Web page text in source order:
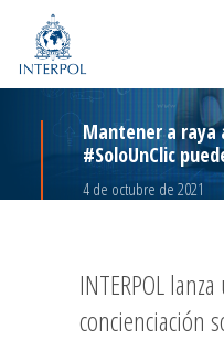
Mantener a raya
#SoloUnClic
4 de octubre de 2021
INTERPOL
concienciación